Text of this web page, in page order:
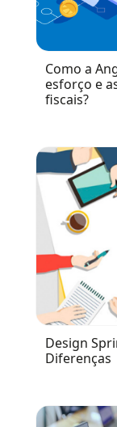
Como a
esforço e
fiscais?
Design
Diferenças